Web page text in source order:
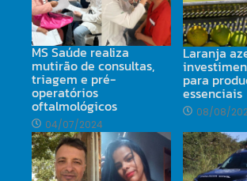
MS Saúde realiza
mutirão de consultas,
triagem e pré-
operatórios
oftalmológicos
04/07/2024
Laranja
para
essenciais
08/08/